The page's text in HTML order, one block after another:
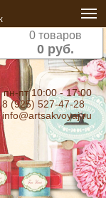
0 товаров
0 руб.
пн-пт 10:00 - 17:00
8 (925) 527-47-28
info@artsakvoyaj.ru